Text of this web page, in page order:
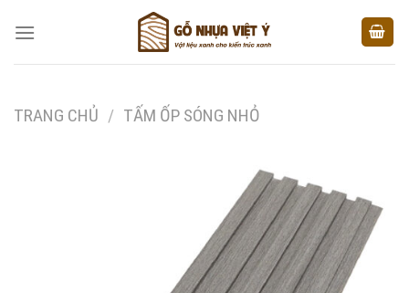
TRANG CHỦ / TẤM ỐP SÓNG NHỎ